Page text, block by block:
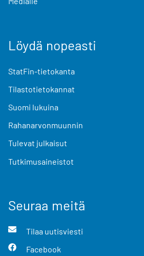
Löydä nopeasti
StatFin-tietokanta
Tilastotietokannat
Suomi lukuina
Rahanarvonmuunnin
Tulevat julkaisut
Tutkimusaineistot
Seuraa meitä
Tilaa uutisviesti
Facebook